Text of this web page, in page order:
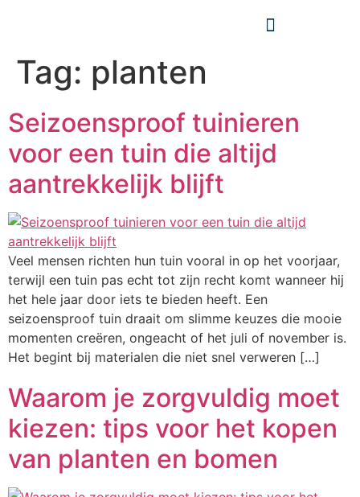
Tag: planten
Seizoensproof tuinieren
voor een tuin die altijd
aantrekkelijk blijft
Veel mensen richten hun tuin vooral in op het voorjaar,
terwijl een tuin pas echt tot zijn recht komt wanneer hij
het hele jaar door iets te bieden heeft. Een
seizoensproof tuin draait om slimme keuzes die mooie
momenten creëren, ongeacht of het juli of november is.
Het begint bij materialen die niet snel verweren […]
Waarom je zorgvuldig moet
kiezen: tips voor het kopen
van planten en bomen